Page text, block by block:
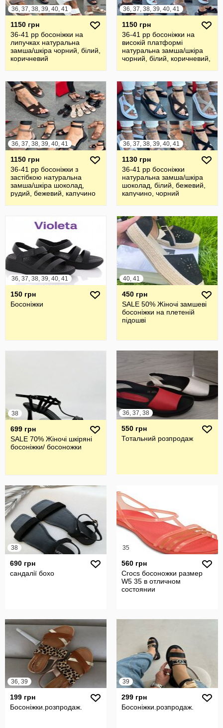
36, 37, 38, 39, 40, 41
1150 грн
36-41 рр босоніжки на
липучках натуральна
замша/шкіра чорний, білий,
коричневий
36, 37, 38, 39, 40, 41
1150 грн
36-41 рр босоніжки на
високій платформі
натуральна замша/шкіра
чорний, білий, коричневий,
36, 37, 38, 39, 40, 41
1150 грн
36-41 рр босоніжки з
застібкою натуральна
замша/шкіра шоколад,
рудий, бежевий, капучино
36, 37, 38, 39, 40, 41
1130 грн
36-41 рр босоніжки
натуральна замша/шкіра
шоколад, білий, бежевий,
капучино, чорний
36, 37, 38, 39, 40, 41
150 грн
Босоніжки
40, 41
450 грн
SALE 50% Жіночі замшеві
босоніжки на плетеній
підошві
38
699 грн
SALE 70% Жіночі шкіряні
босоніжки/ босоножки
36, 37, 38
550 грн
Тотальний розпродаж
38
690 грн
сандалії бохо
35
560 грн
Crocs босоножки размер
W5 35 в отличном
состоянии
36, 39
199 грн
Босоніжки.розпродаж.
39
299 грн
Босоніжки.розпродаж.